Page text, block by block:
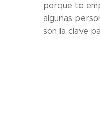
porque te
algunas
son la clave